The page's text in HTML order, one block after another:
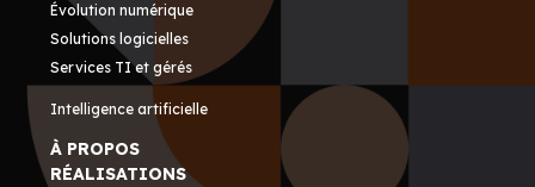
Évolution numérique
Solutions logicielles
Services TI et gérés
Intelligence artificielle
À PROPOS
RÉALISATIONS